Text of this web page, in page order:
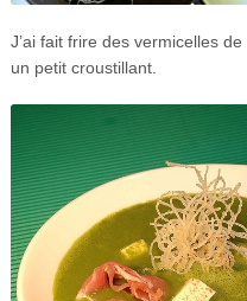
J’ai fait frire des vermicelles
un petit croustillant.